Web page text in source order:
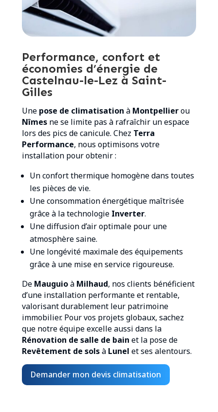
Performance, confort et
économies d’énergie de
Castelnau-le-Lez à Saint-
Gilles
Une pose de climatisation à Montpellierou
Nîmesne se limite pas à rafraîchir un espace
lors des pics de canicule. Chez Terra
Performance, nous optimisons votre
installation pour obtenir :
Un confort thermique homogène dans toutes
les pièces de vie.
Une consommation énergétique maîtrisée
grâce à la technologie Inverter.
Une diffusion d’air optimale pour une
atmosphère saine.
Une longévité maximale des équipements
grâce à une mise en service rigoureuse.
De Mauguioà Milhaud, nos clients bénéficient
d’une installation performante et rentable,
valorisant durablement leur patrimoine
immobilier. Pour vos projets globaux, sachez
que notre équipe excelle aussi dans la
Rénovation de salle de bain et la pose de
Revêtement de solsà Lunel et ses alentours.
Demander mon devis climatisation